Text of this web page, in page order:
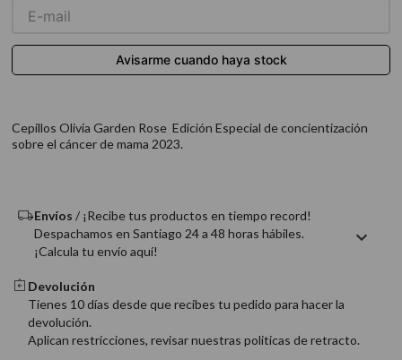
Cepillos Olivia Garden Rose Edición Especial de concientización
sobre el cáncer de mama 2023.
Envíos / ¡Recibe tus productos en tiempo record!
Despachamos en Santiago 24 a 48 horas hábiles.
¡Calcula tu envío aquí!
Devolución
Tienes 10 días desde que recibes tu pedido para hacer la
devolución.
Aplican restricciones, revisar nuestras politicas de retracto.
9. acondicionador
10.